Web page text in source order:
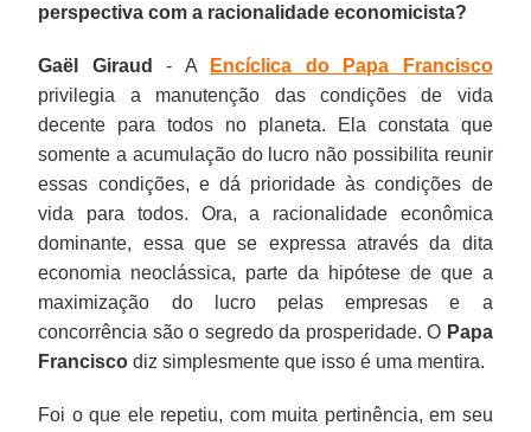
perspectiva com a racionalidade economicista?
Gaël Giraud - A
Encíclica do Papa Francisco
privilegia a manutenção das condições de vida
decente para todos no planeta. Ela constata que
somente a acumulação do lucro não possibilita reunir
essas condições, e dá prioridade às condições de
vida para todos. Ora, a racionalidade econômica
dominante, essa que se expressa através da dita
economia neoclássica, parte da hipótese de que a
maximização do lucro pelas empresas e a
concorrência são o segredo da prosperidade. O Papa
Francisco diz simplesmente que isso é uma mentira.
Foi o que ele repetiu, com muita pertinência, em seu